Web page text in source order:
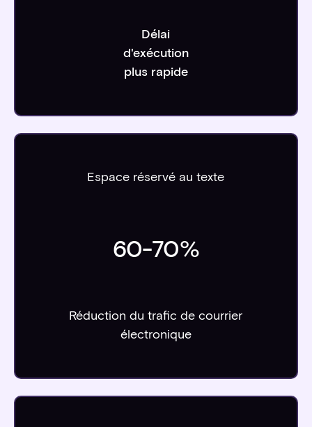
Délai
d'exécution
plus rapide
Espace réservé au texte
60-70%
Réduction du trafic de courrier
électronique